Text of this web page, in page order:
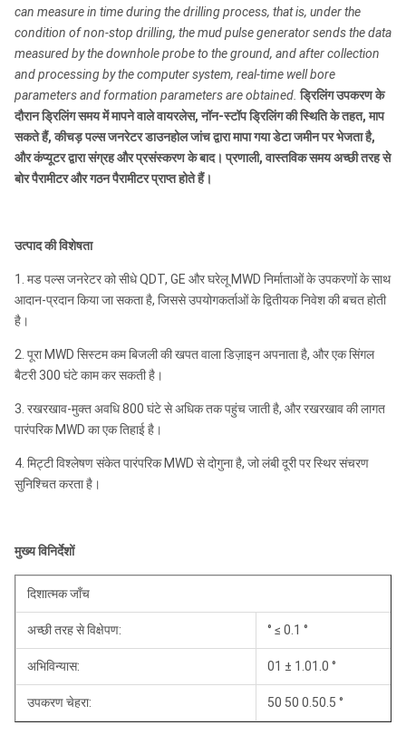
can measure in time during the drilling process, that is, under the
condition of non-stop drilling, the mud pulse generator sends the data
measured by the downhole probe to the ground, and after collection
and processing by the computer system, real-time well bore
parameters and formation parameters are obtained. ड्रिलिंग उपकरण के
दौरान ड्रिलिंग समय में मापने वाले वायरलेस, नॉन-स्टॉप ड्रिलिंग की स्थिति के तहत, माप
सकते हैं, कीचड़ पल्स जनरेटर डाउनहोल जांच द्वारा मापा गया डेटा जमीन पर भेजता है,
और कंप्यूटर द्वारा संग्रह और प्रसंस्करण के बाद। प्रणाली, वास्तविक समय अच्छी तरह से
बोर पैरामीटर और गठन पैरामीटर प्राप्त होते हैं।
उत्पाद की विशेषता
1. मड पल्स जनरेटर को सीधे QDT, GE और घरेलू MWD निर्माताओं के उपकरणों के साथ
आदान-प्रदान किया जा सकता है, जिससे उपयोगकर्ताओं के द्वितीयक निवेश की बचत होती
है।
2. पूरा MWD सिस्टम कम बिजली की खपत वाला डिज़ाइन अपनाता है, और एक सिंगल
बैटरी 300 घंटे काम कर सकती है।
3. रखरखाव-मुक्त अवधि 800 घंटे से अधिक तक पहुंच जाती है, और रखरखाव की लागत
पारंपरिक MWD का एक तिहाई है।
4. मिट्टी विश्लेषण संकेत पारंपरिक MWD से दोगुना है, जो लंबी दूरी पर स्थिर संचरण
सुनिश्चित करता है।
मुख्य विनिर्देशों
दिशात्मक जाँच
अच्छी तरह से विक्षेपण: ° ≤ 0.1 °
अभिविन्यास: 01 ± 1.01.0 °
उपकरण चेहरा: 50 50 0.50.5 °